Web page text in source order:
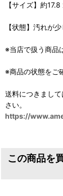
【サイズ】約
【状態】汚れが
※当店で扱う商品
※商品の状態をご
送料につきまし
さい。
https://
この商品を